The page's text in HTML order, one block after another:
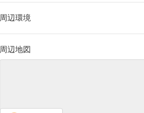
周辺環境
周辺地図